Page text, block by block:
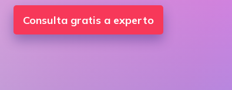
Consulta gratis a experto